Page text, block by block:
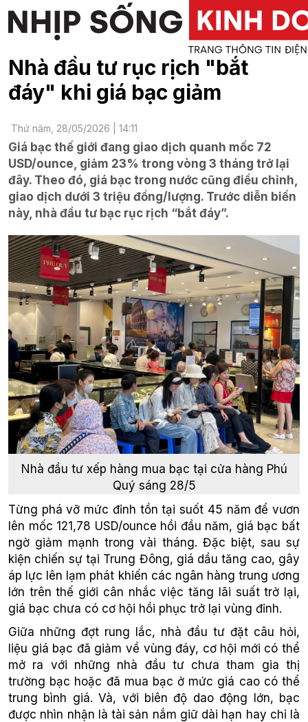
Nhà đầu tư rục rịch "bắt
đáy" khi giá bạc giảm
Thứ năm, 28/05/2026 | 14:11
Giá bạc thế giới đang giao dịch quanh mốc 72
USD/ounce, giảm 23% trong vòng 3 tháng trở lại
đây. Theo đó, giá bạc trong nước cũng điều chỉnh,
giao dịch dưới 3 triệu đồng/lượng. Trước diễn biến
này, nhà đầu tư bạc rục rịch “bắt đáy”.
Nhà đầu tư xếp hàng mua bạc tại cửa hàng Phú
Quý sáng 28/5
Từng phá vỡ mức đỉnh tồn tại suốt 45 năm để vươn
lên mốc 121,78 USD/ounce hồi đầu năm, giá bạc bất
ngờ giảm mạnh trong vài tháng. Đặc biệt, sau sự
kiện chiến sự tại Trung Đông, giá dầu tăng cao, gây
áp lực lên lạm phát khiến các ngân hàng trung ương
lớn trên thế giới cân nhắc việc tăng lãi suất trở lại,
giá bạc chưa có cơ hội hồi phục trở lại vùng đỉnh.
Giữa những đợt rung lắc, nhà đầu tư đặt câu hỏi,
liệu giá bạc đã giảm về vùng đáy, cơ hội mới có thể
mở ra với những nhà đầu tư chưa tham gia thị
trường bạc hoặc đã mua bạc ở mức giá cao có thể
trung bình giá. Và, với biên độ dao động lớn, bạc
được nhìn nhận là tài sản nắm giữ dài hạn hay chỉ là